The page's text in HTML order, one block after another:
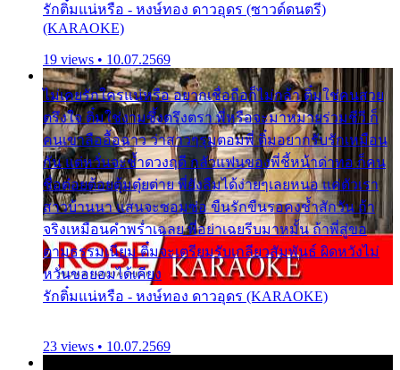
รักติ๋มแน่หรือ - หงษ์ทอง ดาวอุดร (ซาวด์ดนตรี)
(KARAOKE)
19 views • 10.07.2569
ไม่เคยรักใครแน่หรือ อยากเชื่อถือก็ไม่กล้า ติ๋มใช่คนสวย
ตรึงใจ ติ๋มใช่งามซึ้งตรึงตรา พี่หรือจะมาหมายร่วมชีวี ก็
คนเขาลืออื้อฉาว ว่าสาวๆรุมตอมพี่ ติ๋มอยากรับรักเหมือน
กัน แต่หวั่นจะช้ำดวงฤดี กลัวแฟนของพี่ชี้หน้าด่าทอ ก็คน
ชื่อต๋อยต้อยตุ้มตุ๋ยต่าย พี่ยังลืมได้ง่ายๆเลยหนอ แค่ตัวเรา
สาวบ้านนา แสนจะซอมซ่อ ขืนรักขืนรอคงช้ำสักวัน ถ้า
จริงเหมือนคำพร่ำเฉลย พี่อย่าเฉยรีบมาหมั้น ถ้าพี่สู่ขอ
ตามธรรมเนียม ติ๋มจะเตรียมรับเกลียวสัมพันธ์ ผิดหวังไม่
หวั่นขอยอมได้เคียง
รักติ๋มแน่หรือ - หงษ์ทอง ดาวอุดร (KARAOKE)
23 views • 10.07.2569